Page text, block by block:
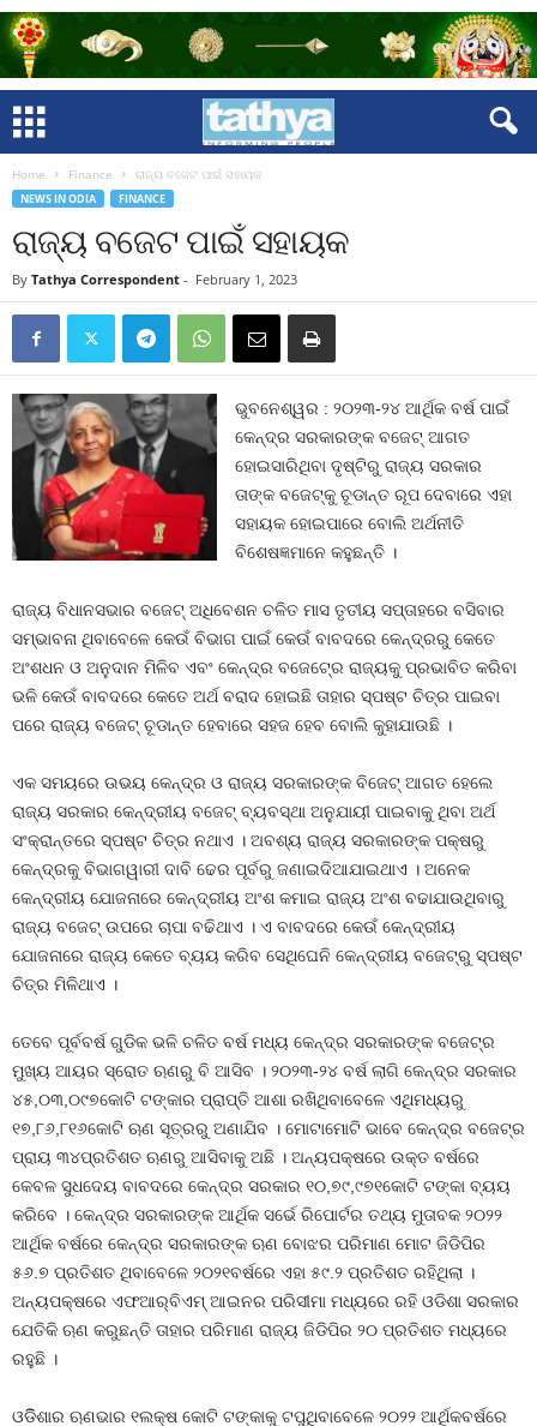
Home Finance ରାଜ୍ୟ ବଜେଟ ପାଇଁ ସହାୟକ
NEWS IN ODIA FINANCE
ରାଜ୍ୟ ବଜେଟ ପାଇଁ ସହାୟକ
By Tathya Correspondent - February 1, 2023
ଭୁବନେଶ୍ୱର : ୨୦୨୩-୨୪ ଆର୍ଥିକ ବର୍ଷ ପାଇଁ
କେନ୍ଦ୍ର ସରକାରଙ୍କ ବଜେଟ୍‍ ଆଗତ
ହୋଇସାରିଥିବା ଦୃଷ୍ଟିରୁ ରାଜ୍ୟ ସରକାର
ତାଙ୍କ ବଜେଟ୍‍କୁ ଚୂଡାନ୍ତ ରୂପ ଦେବାରେ ଏହା
ସହାୟକ ହୋଇପାରେ ବୋଲି ଅର୍ଥନୀତି
ବିଶେଷଜ୍ଞମାନେ କହୁଛନ୍ତି ।
ରାଜ୍ୟ ବିଧାନସଭାର ବଜେଟ୍‍ ଅଧିବେଶନ ଚଳିତ ମାସ ତୃତୀୟ ସପ୍ତାହରେ ବସିବାର
ସମ୍ଭାବନା ଥିବାବେଳେ କେଉଁ ବିଭାଗ ପାଇଁ କେଉଁ ବାବଦରେ କେନ୍ଦ୍ରରୁ କେତେ
ଅଂଶଧନ ଓ ଅନୁଦାନ ମିଳିବ ଏବଂ କେନ୍ଦ୍ର ବଜେଟ୍‍ରେ ରାଜ୍ୟକୁ ପ୍ରଭାବିତ କରିବା
ଭଳି କେଉଁ ବାବଦରେ କେତେ ଅର୍ଥ ବରାଦ ହୋଇଛି ତାହାର ସ୍ପଷ୍ଟ ଚିତ୍ର ପାଇବା
ପରେ ରାଜ୍ୟ ବଜେଟ୍‍ ଚୂଡାନ୍ତ ହେବାରେ ସହଜ ହେବ ବୋଲି କୁହାଯାଉଛି ।
ଏକ ସମୟରେ ଉଭୟ କେନ୍ଦ୍ର ଓ ରାଜ୍ୟ ସରକାରଙ୍କ ବିଜେଟ୍‍ ଆଗତ ହେଲେ
ରାଜ୍ୟ ସରକାର କେନ୍ଦ୍ରୀୟ ବଜେଟ୍‍ ବ୍ୟବସ୍ଥା ଅନୁଯାୟୀ ପାଇବାକୁ ଥିବା ଅର୍ଥ
ସଂକ୍ରାନ୍ତରେ ସ୍ପଷ୍ଟ ଚିତ୍ର ନଥାଏ । ଅବଶ୍ୟ ରାଜ୍ୟ ସରକାରଙ୍କ ପକ୍ଷରୁ
କେନ୍ଦ୍ରକୁ ବିଭାଗୱାରୀ ଦାବି ଢେର ପୂର୍ବରୁ ଜଣାଇଦିଆଯାଇଥାଏ । ଅନେକ
କେନ୍ଦ୍ରୀୟ ଯୋଜନାରେ କେନ୍ଦ୍ରୀୟ ଅଂଶ କମାଇ ରାଜ୍ୟ ଅଂଶ ବଢାଯାଉଥିବାରୁ
ରାଜ୍ୟ ବଜେଟ୍‍ ଉପରେ ଚାପା ବଢିଥାଏ । ଏ ବାବଦରେ କେଉଁ କେନ୍ଦ୍ରୀୟ
ଯୋଜନାରେ ରାଜ୍ୟ କେତେ ବ୍ୟୟ କରିବ ସେଥିଘେନି କେନ୍ଦ୍ରୀୟ ବଜେଟ୍‍ରୁ ସ୍ପଷ୍ଟ
ଚିତ୍ର ମିଳିଥାଏ ।
ତେବେ ପୂର୍ବବର୍ଷ ଗୁଡିକ ଭଳି ଚଳିତ ବର୍ଷ ମଧ୍ୟ କେନ୍ଦ୍ର ସରକାରଙ୍କ ବଜେଟ୍‍ର
ମୁଖ୍ୟ ଆୟର ସ୍ରୋତ ଋଣରୁ ବି ଆସିବ । ୨୦୨୩-୨୪ ବର୍ଷ ଲାଗି କେନ୍ଦ୍ର ସରକାର
୪୫,୦୩,୦୯୭କୋଟି ଟଙ୍କାର ପ୍ରାପ୍ତି ଆଶା ରଖିଥିବାବେଳେ ଏଥିମଧ୍ୟରୁ
୧୭,୮୬,୮୧୬କୋଟି ଋଣ ସୂତ୍ରରୁ ଅଣାଯିବ । ମୋଟାମୋଟି ଭାବେ କେନ୍ଦ୍ର ବଜେଟ୍‍ର
ପ୍ରାୟ ୩୪ପ୍ରତିଶତ ଋଣରୁ ଆସିବାକୁ ଅଛି । ଅନ୍ୟପକ୍ଷରେ ଉକ୍ତ ବର୍ଷରେ
କେବଳ ସୁଧଦେୟ ବାବଦରେ କେନ୍ଦ୍ର ସରକାର ୧୦,୭୯,୯୭୧କୋଟି ଟଙ୍କା ବ୍ୟୟ
କରିବେ । କେନ୍ଦ୍ର ସରକାରଙ୍କ ଆର୍ଥିକ ସର୍ଭେ ରିପୋର୍ଟର ତଥ୍ୟ ମୁତାବକ ୨୦୨୨
ଆର୍ଥିକ ବର୍ଷରେ କେନ୍ଦ୍ର ସରକାରଙ୍କ ଋଣ ବୋଝର ପରିମାଣ ମୋଟ ଜିଡିପିର
୫୬.୭ ପ୍ରତିଶତ ଥିବାବେଳେ ୨୦୨୧ବର୍ଷରେ ଏହା ୫୯.୨ ପ୍ରତିଶତ ରହିଥିଲା ।
ଅନ୍ୟପକ୍ଷରେ ଏଫଆର୍‍ବିଏମ୍‍ ଆଇନର ପରିସୀମା ମଧ୍ୟରେ ରହି ଓଡିଶା ସରକାର
ଯେତିକି ଋଣ କରୁଛନ୍ତି ତାହାର ପରିମାଣ ରାଜ୍ୟ ଜିଡିପିର ୨୦ ପ୍ରତିଶତ ମଧ୍ୟରେ
ରହୁଛି ।
ଓଡିିଶାର ଋଣଭାର ୧ଲକ୍ଷ କୋଟି ଟଙ୍କାକୁ ଟପୁଥିବାବେଳେ ୨୦୨୨ ଆର୍ଥିକବର୍ଷରେ